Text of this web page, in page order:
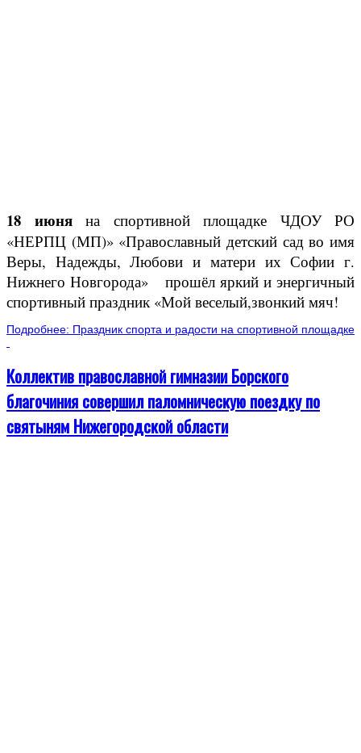
18 июняна спортивной площадке ЧДОУ РО
«НЕРПЦ (МП)» «Православный детский сад во имя
Веры, Надежды, Любови и матери их Софии г.
Нижнего Новгорода» прошёл яркий и энергичный
спортивный праздник «Мой веселый,звонкий мяч!
Подробнее: Праздник спорта и радости на спортивной площадке
Коллектив православной гимназии Борского
благочиния совершил паломническую поездку по
святыням Нижегородской области